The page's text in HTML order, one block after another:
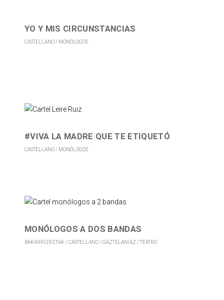
YO Y MIS CIRCUNSTANCIAS
CASTELLANO MONÓLOGOS
#VIVA LA MADRE QUE TE ETIQUETÓ
CASTELLANO MONÓLOGOS
MONÓLOGOS A DOS BANDAS
BAKARRIZKETAK CASTELLANO GAZTELANIAZ TEATRO